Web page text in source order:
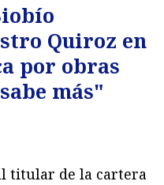
Quiroz en
por obras
más"
titular de la cartera